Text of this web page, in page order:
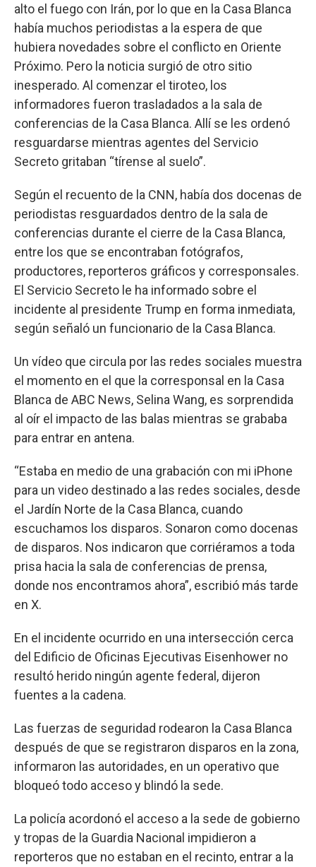
alto el fuego con Irán, por lo que en la Casa Blanca
había muchos periodistas a la espera de que
hubiera novedades sobre el conflicto en Oriente
Próximo. Pero la noticia surgió de otro sitio
inesperado. Al comenzar el tiroteo, los
informadores fueron trasladados a la sala de
conferencias de la Casa Blanca. Allí se les ordenó
resguardarse mientras agentes del Servicio
Secreto gritaban “tírense al suelo”.
Según el recuento de la CNN, había dos docenas de
periodistas resguardados dentro de la sala de
conferencias durante el cierre de la Casa Blanca,
entre los que se encontraban fotógrafos,
productores, reporteros gráficos y corresponsales.
El Servicio Secreto le ha informado sobre el
incidente al presidente Trump en forma inmediata,
según señaló un funcionario de la Casa Blanca.
Un vídeo que circula por las redes sociales muestra
el momento en el que la corresponsal en la Casa
Blanca de ABC News, Selina Wang, es sorprendida
al oír el impacto de las balas mientras se grababa
para entrar en antena.
“Estaba en medio de una grabación con mi iPhone
para un video destinado a las redes sociales, desde
el Jardín Norte de la Casa Blanca, cuando
escuchamos los disparos. Sonaron como docenas
de disparos. Nos indicaron que corriéramos a toda
prisa hacia la sala de conferencias de prensa,
donde nos encontramos ahora”, escribió más tarde
en X.
En el incidente ocurrido en una intersección cerca
del Edificio de Oficinas Ejecutivas Eisenhower no
resultó herido ningún agente federal, dijeron
fuentes a la cadena.
Las fuerzas de seguridad rodearon la Casa Blanca
después de que se registraron disparos en la zona,
informaron las autoridades, en un operativo que
bloqueó todo acceso y blindó la sede.
La policía acordonó el acceso a la sede de gobierno
y tropas de la Guardia Nacional impidieron a
reporteros que no estaban en el recinto, entrar a la